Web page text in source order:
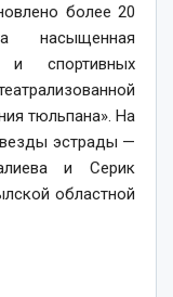
более 20
насыщенная
и спортивных
тюльпана». На
эстрады —
и Серик
областной